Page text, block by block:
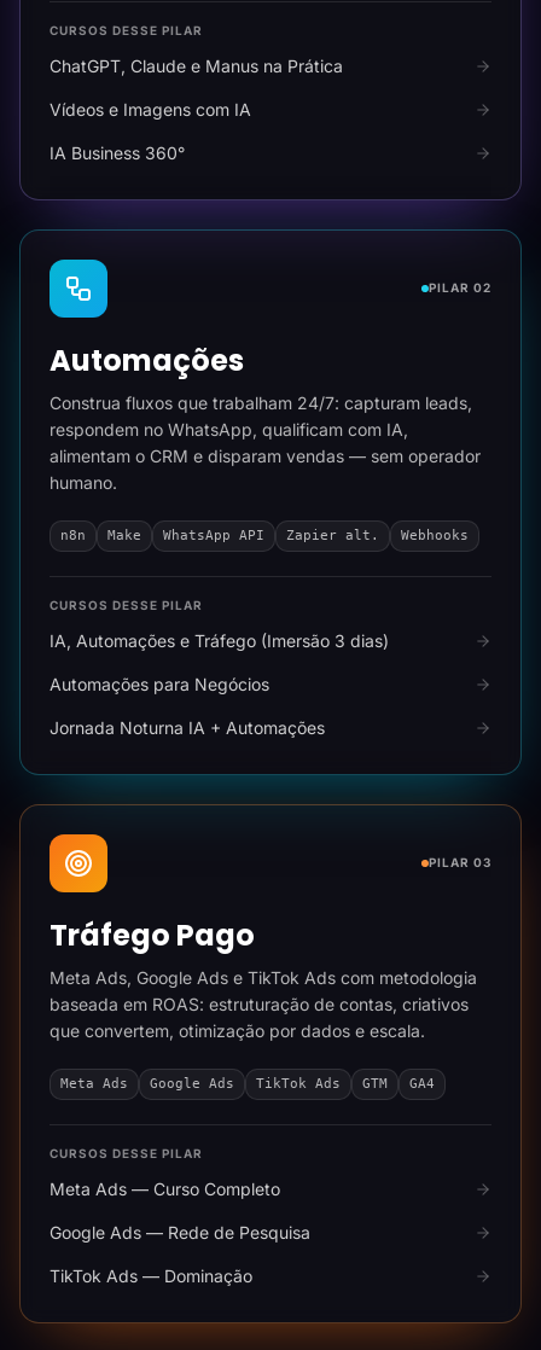
CURSOS DESSE PILAR
ChatGPT, Claude e Manus na Prática
Vídeos e Imagens com IA
IA Business 360°
PILAR 02
Automações
Construa fluxos que trabalham 24/7: capturam leads,
respondem no WhatsApp, qualificam com IA,
alimentam o CRM e disparam vendas — sem operador
humano.
n8n Make WhatsApp API Zapier alt. Webhooks
CURSOS DESSE PILAR
IA, Automações e Tráfego (Imersão 3 dias)
Automações para Negócios
Jornada Noturna IA + Automações
PILAR 03
Tráfego Pago
Meta Ads, Google Ads e TikTok Ads com metodologia
baseada em ROAS: estruturação de contas, criativos
que convertem, otimização por dados e escala.
Meta Ads Google Ads TikTok Ads GTM GA4
CURSOS DESSE PILAR
Meta Ads — Curso Completo
Google Ads — Rede de Pesquisa
TikTok Ads — Dominação